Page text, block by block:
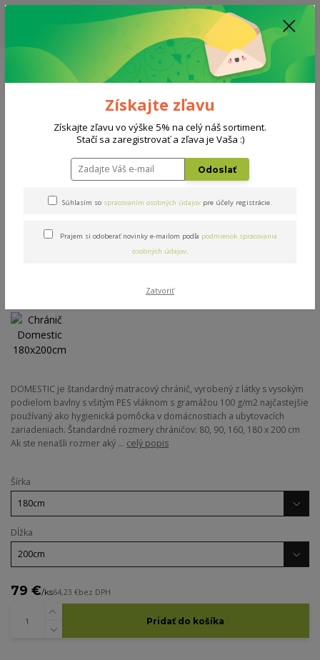
ZĽAVA: VŠETKY VYSTAVENÉ POSTELE ZA 400€ - CENA MATRACU A ROŠTU
PODĽA VÝBERU / DODACIA LEHOTA JE AKTUÁLNE 10-15 PRACOVNÝCH
Menu
0908 777 700 Po-So: 10-18 hod.
0
Doplnky Chránič Domestic 180x200cm
Chránič Domestic 180x200cm
TOP produkt
DOMESTIC je štandardný matracový chránič, vyrobený z látky s vysokým
podielom bavlny s všitým PES vláknom s gramážou 100 g/m2 najčastejšie
používaný ako hygienická pomôcka v domácnostiach a ubytovacích
zariadeniach. Štandardné rozmery chráničov: 80, 90, 160, 180 x 200 cm
Ak ste nenašli rozmer aký ... celý popis
Šírka
Dĺžka
79 €/ks64,23 €bez DPH
Pridať do košíka
Získajte zľavu
Získajte zľavu vo výške 5% na celý náš sortiment.
Stačí sa zaregistrovať a zľava je Vaša :)
Odoslať
Súhlasím so spracovaním osobných údajov pre účely registrácie.
Prajem si odoberať novinky e-mailom podľa podmienok spracovania
osobných údajov.
Zatvoriť